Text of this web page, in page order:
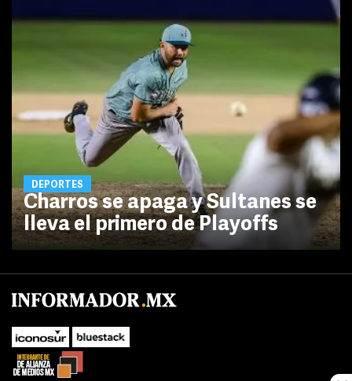
DEPORTES
Charros se apaga y Sultanes se
lleva el primero de Playoffs